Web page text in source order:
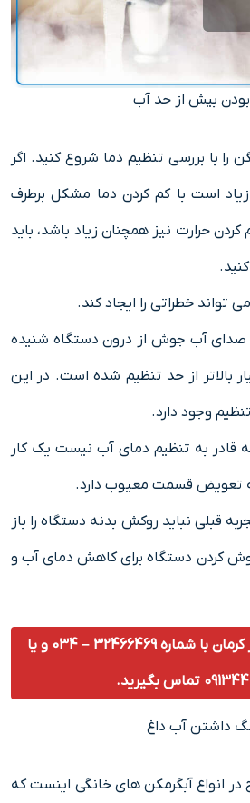
بودن بیش از حد آب
را با بررسی تنظیم دما شروع کنید. اگر
است با کم کردن دما مشکل برطرف
حرارت نیز همچنان زیاد باشد، باید
خطراتی را ایجاد کند.
صدای آب جوش از درون دستگاه شنیده
بالاتر از حد تنظیم شده است. در این
وجود دارد.
قادر به تنظیم دمای آب نیست یک کار
تعویض قسمت معیوب دارد.
قبلی نباید روکش بدنه دستگاه را باز
کردن دستگاه برای کاهش دمای آب و
برای تعمیر آبگرمکن در کرمان با شماره 32466469 – 034 و یا
بگیرید.
داشتن آب داغ
در انواع آبگرمکن های خانگی اینست که